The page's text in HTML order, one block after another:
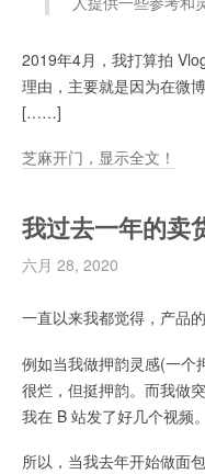
2019年4月，我打算拍
理由，主要就是因为在微
[……]
芝麻开门，显示全文！
我过去一年的卖
六月 28, 2020
一直以来我都觉得，产品
例如当我做押韵灵感(一个
很烂，但挺押韵。而我做
我在 B 站发了好几个视频。
所以，当我去年开始做面